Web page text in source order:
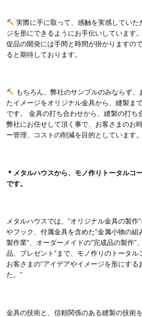
実際に手に取って、感触を実感していた
ジを形にできるようにお手伝いしています
促品の開発には手間と時間が掛かりますの
ると期待しております。
もちろん、弊社のサンプルのみならず
たイメージをオリジナル金具から、縫製ま
です。 金具の打ち合わせから、縫製の打ち
弊社にお任せして頂く事で、お客さまのお
ー管理、コストの削減を目的としています。
＊メタルハウスから、モノ作りトータルコ
です。
メタルハウスでは、”オリジナル金具の製作
やフック、付属金具を含めた”金属小物の組
製作業”、オーダーメイドの”完成品の製作”
品、プレゼント”まで、モノ作りのトータル
お客さまの“アイデアやイメージを形にする
た。”
金具の技術と、信頼関係のある縫製の技術